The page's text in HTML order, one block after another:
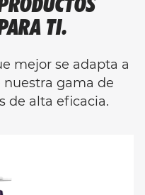
TI.
mejor se adapta a
gama de
de alta eficacia.